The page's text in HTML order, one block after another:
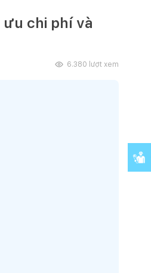
chi phí và
6.380 lượt xem